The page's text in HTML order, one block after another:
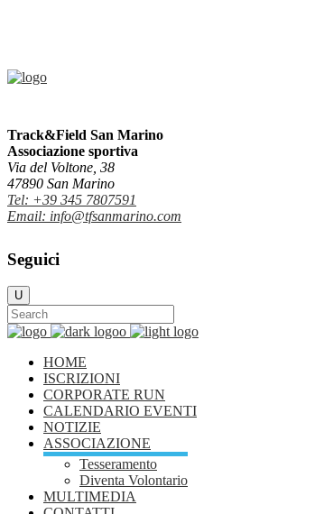
Track&Field San Marino
Associazione sportiva
Via del Voltone, 38
47890 San Marino
Tel: +39 345 7807591
Email: info@tfsanmarino.com
Seguici
HOME
ISCRIZIONI
CORPORATE RUN
CALENDARIO EVENTI
NOTIZIE
ASSOCIAZIONE
Tesseramento
Diventa Volontario
MULTIMEDIA